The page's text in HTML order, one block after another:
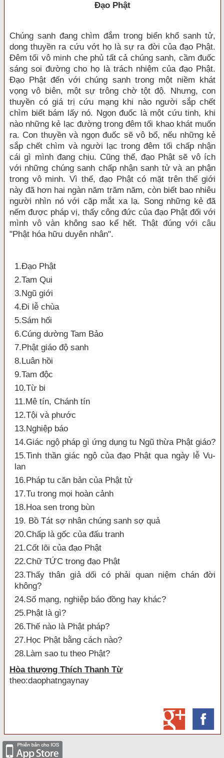
Ðạo Phật
Chúng sanh đang chìm đắm trong biển khổ sanh tử,
dong thuyền ra cứu vớt họ là sự ra đời của đạo Phật.
Ðêm tối vô minh che phủ tất cả chúng sanh, cầm đuốc
sáng soi đường cho họ là trách nhiệm của đạo Phật.
Ðạo Phật đến với chúng sanh trong một niềm khát
vọng vô biên, một sự trông chờ tột độ. Nhưng, con
thuyền có giá trị cứu mạng khi nào người sắp chết
chìm biết bám lấy nó. Ngọn đuốc là một cứu tinh, khi
nào những kẻ lạc đường trong đêm tối khao khát muốn
ra. Con thuyền và ngọn đuốc sẽ vô bổ, nếu những kẻ
sắp chết chìm và người lạc trong đêm tối chấp nhận
cái gì mình đang chịu. Cũng thế, đạo Phật sẽ vô ích
với những chúng sanh chấp nhận sanh tử và an phận
trong vô minh. Vì thế, đạo Phật có mặt trên thế giới
này đã hơn hai ngàn năm trăm năm, còn biết bao nhiêu
người nhìn nó với cặp mắt xa lạ. Song những kẻ đã
nếm được pháp vị, thấy công đức của đạo Phật đối với
mình vô vàn không sao kể hết. Thật đúng với câu
"Phật hóa hữu duyên nhân".
1.Ðạo Phật
2.Tam Qui
3.Ngũ giới
4.Đi lễ chùa
5.Sám hối
6.Cúng dường Tam Bảo
7.Phật giáo độ sanh
8.Luân hồi
9.Tam độc
10.Từ bi
11.Mê tín, Chánh tín
12.Tội và phước
13.Nghiệp báo
14.Giác ngộ pháp gì ứng dụng tu Ngũ thừa Phật giáo?
15.Tinh thần giác ngộ của đạo Phật qua ngày lễ Vu-
lan
16.Pháp tu căn bản của Phật tử
17.Tu trong mọi hoàn cảnh
18.Hoa sen trong bùn
19. Bồ Tát sợ nhân chúng sanh sợ quả
20.Chấp là gốc của đấu tranh
21.Cốt lõi của đạo Phật
22.Chữ TỨC trong đạo Phật
23.Thấy thân giả dối có phải quan niệm chán đời
không?
24.Số mạng, nghiệp báo đồng hay khác?
25.Phật là gì?
26.Thế nào là Phật pháp?
27.Học Phật bằng cách nào?
28.Làm sao tu theo Phật?
Hòa thượng Thích Thanh Từ
theo:daophatngaynay